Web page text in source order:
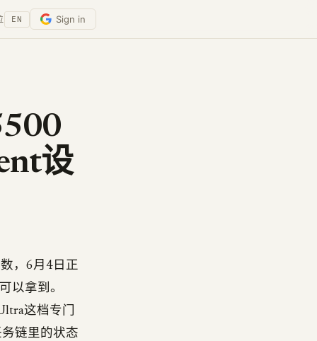
EN Sign in
设
，6月4日正
以拿到。
这档专门
链里的状态